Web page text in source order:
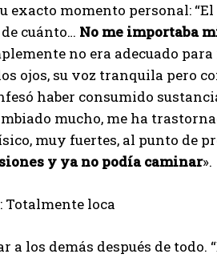
momento personal:
cuánto… No me importaba
no era adecuado para
ojos, su voz tranquila pero
haber consumido
mucho, me ha
muy fuertes, al punto de
y ya no podía caminar».
Totalmente loca
los demás después de todo.